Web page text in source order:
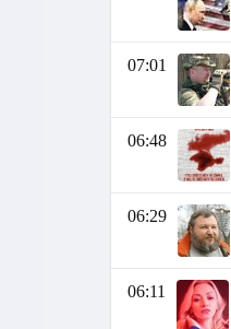
07:01
06:48
06:29
06:11